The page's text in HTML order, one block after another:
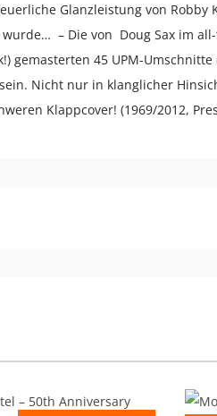
Glanzleistung von Robby
– Die von Doug Sax im
gemasterten 45 UPM-
Nicht nur in klanglicher
Klappcover! (1969/2012,